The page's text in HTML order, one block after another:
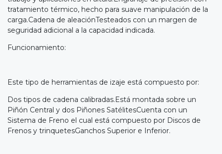
tratamiento térmico, hecho para suave manipulación de la
carga.Cadena de aleaciónTesteados con un margen de
seguridad adicional a la capacidad indicada.
Funcionamiento:
Este tipo de herramientas de izaje está compuesto por:
Dos tipos de cadena calibradas.Está montada sobre un
Piñón Central y dos Piñones SatélitesCuenta con un
Sistema de Freno el cual está compuesto por Discos de
Frenos y trinquetesGanchos Superior e Inferior.